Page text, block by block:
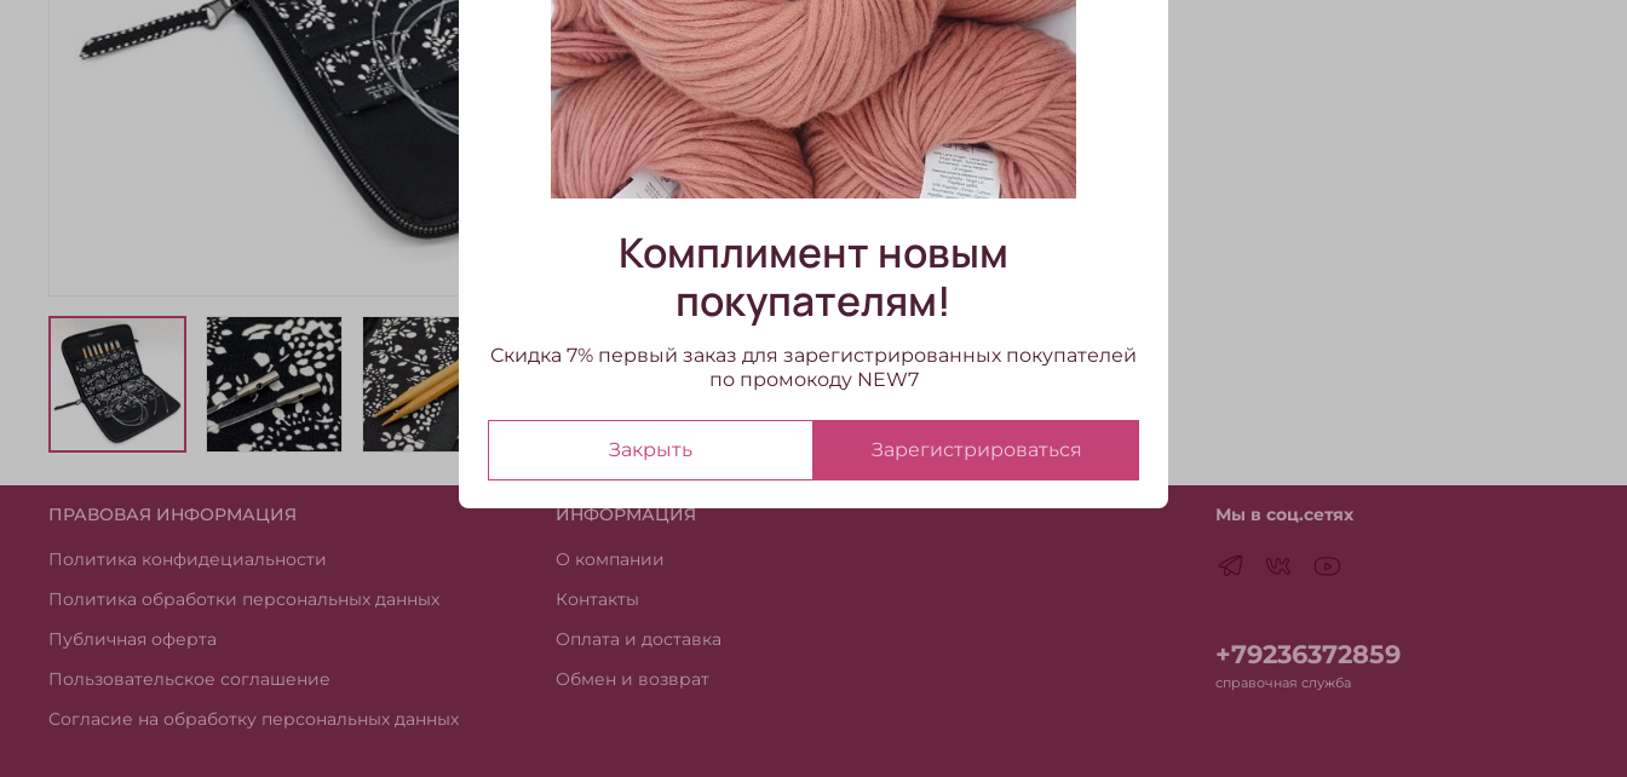
ПРАВОВАЯ ИНФОРМАЦИЯ
Политика конфидециальности
Политика обработки персональных данных
Публичная оферта
Пользовательское соглашение
Согласие на обработку персональных данных
ИНФОРМАЦИЯ
О компании
Контакты
Оплата и доставка
Обмен и возврат
Мы в соц.сетях
+79236372859
справочная служба
Комплимент новым
покупателям!
Скидка 7% первый заказ для зарегистрированных покупателей
по промокоду NEW7
Закрыть Зарегистрироваться